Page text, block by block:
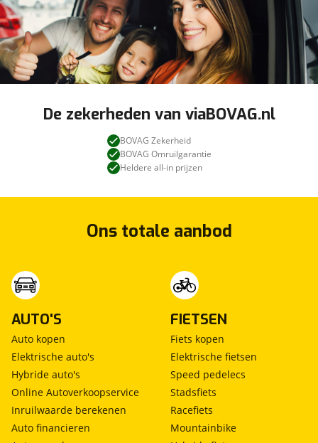
De zekerheden van viaBOVAG.nl
BOVAG Zekerheid
BOVAG Omruilgarantie
Heldere all-in prijzen
Ons totale aanbod
AUTO'S
Auto kopen
Elektrische auto's
Hybride auto's
Online Autoverkoopservice
Inruilwaarde berekenen
Auto financieren
FIETSEN
Fiets kopen
Elektrische fietsen
Speed pedelecs
Stadsfiets
Racefiets
Mountainbike